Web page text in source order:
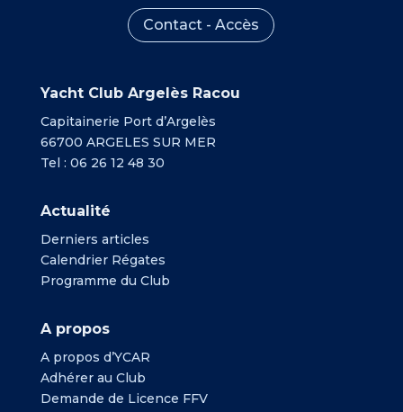
Contact - Accès
Yacht Club Argelès Racou
Capitainerie Port d’Argelès
66700 ARGELES SUR MER
Tel : 06 26 12 48 30
Actualité
Derniers articles
Calendrier Régates
Programme du Club
A propos
A propos d’YCAR
Adhérer au Club
Demande de Licence FFV